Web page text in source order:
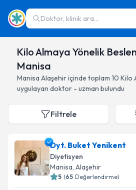
Doktor, klinik ara...
Kilo Almaya Yönelik
Manisa
Manisa Alaşehiriçinde toplam 10 Kilo
uygulayan doktor - uzman bulundu
Filtrele
Dyt. Buket Yenikent
Diyetisyen
Manisa, Alaşehir
5 (65 Değerlendirme)